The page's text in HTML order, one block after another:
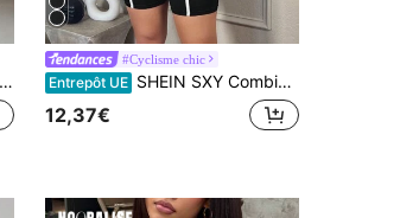
#Cyclisme chic
Entrepôt UE SHEIN SXY Combinaison ajustée d'été pour femmes, décontractée et à blocs de couleurs
12,37€